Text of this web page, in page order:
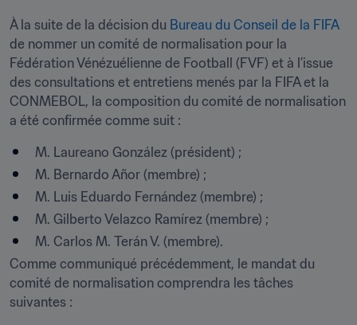
À la suite de la décision du Bureau du Conseil de la FIFA
de nommer un comité de normalisation pour la
Fédération Vénézuélienne de Football (FVF) et à l’issue
des consultations et entretiens menés par la FIFA et la
CONMEBOL, la composition du comité de normalisation
a été confirmée comme suit :
M. Laureano González (président) ;
M. Bernardo Añor (membre) ;
M. Luis Eduardo Fernández (membre) ;
M. Gilberto Velazco Ramírez (membre) ;
M. Carlos M. Terán V. (membre).
Comme communiqué précédemment, le mandat du
comité de normalisation comprendra les tâches
suivantes :